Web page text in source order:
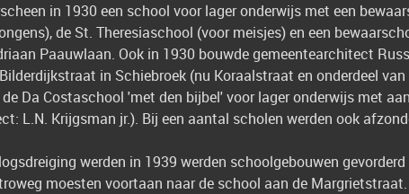
in 1930 een school voor lager onderwijs met een
de St. Theresiaschool (voor meisjes) en een
Paauwlaan. Ook in 1930 bouwde gemeentearchitect
in Schiebroek (nu Koraalstraat en onderdeel
Da Costaschool 'met den bijbel' voor lager onderwijs met
L.N. Krijgsman jr.). Bij een aantal scholen werden ook
werden in 1939 werden schoolgebouwen
moesten voortaan naar de school aan de